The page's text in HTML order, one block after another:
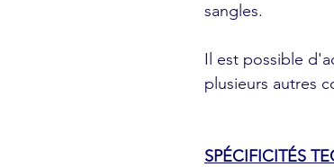
sangles.
Il est possible
plusieurs autres
SPÉCIFICITÉS